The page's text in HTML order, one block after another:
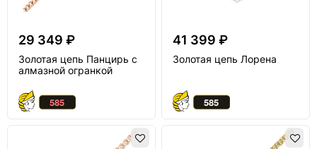
29 349 ₽
Золотая цепь Панцирь с
алмазной огранкой
41 399 ₽
Золотая цепь Лорена